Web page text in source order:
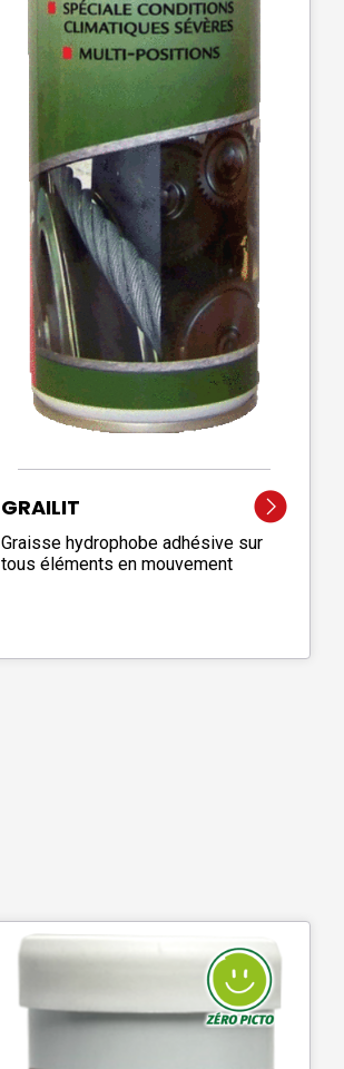
GRAILIT
Graisse hydrophobe adhésive sur
tous éléments en mouvement